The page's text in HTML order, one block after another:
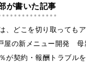
が書いた記事
、どこを切り取って
屋の新メニュー開発
が契約・報酬トラブ